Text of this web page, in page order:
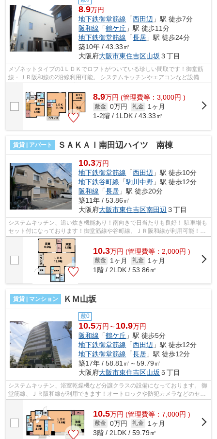
8.9万円
地下鉄御堂筋線 「西田辺 」駅 徒歩7分
阪和線 「鶴ケ丘 」駅 徒歩11分
地下鉄御堂筋線 「長居 」駅 徒歩24分
築10年 / 43.33㎡
大阪府大阪市東住吉区山坂 ３丁目
メゾネットタイプの1ＬＤＫでロフトがついている珍しい間取です！御堂筋
線・ＪＲ阪和線の2沿線利用可能。 システムキッチンやエアコンなど設備も
充実しておりペットの飼育も可能です...
8.9万円 (管理費等：3,000円 )
敷金 0万円 礼金
1ヶ月
1-2階 / 1LDK / 43.33㎡
賃貸 | アパート ＳＡＫＡＩ南田辺ハイツ 南棟
10.3万円
地下鉄御堂筋線 「西田辺 」駅 徒歩10分
地下鉄谷町線 「駒川中野 」駅 徒歩12分
阪和線 「長居 」駅 徒歩20分
築11年 / 53.86㎡
大阪府大阪市東住吉区南田辺 ３丁目
システムキッチン、追い炊き機能あり！南向きで日当たりも良好！ 駐車場も
セット付になっております！御堂筋線や谷町線、ＪＲ阪和線が利用可能！
■□■□■□■□■□■□■□■□■□■□■□■□■□■□■□■□■...
10.3万円 (管理費等：2,000円 )
敷金 1ヶ月 礼金
1ヶ月
1階 / 2LDK / 53.86㎡
賃貸 | マンション ＫＭ山坂
敷0
10.5万円～ 10.9万円
阪和線 「鶴ケ丘 」駅 徒歩5分
地下鉄御堂筋線 「西田辺 」駅 徒歩12分
地下鉄御堂筋線 「長居 」駅 徒歩12分
築17年 / 58.81㎡～59.79㎡
大阪府大阪市東住吉区山坂 ５丁目
システムキッチン、浴室乾燥機など分譲クラスの設備になっております。 御
堂筋線、ＪＲ阪和線が利用できます！オートロックや防犯カメラなどのセキ
10.5万円 (管理費等：7,000円 )
敷金 0万円 礼金
1ヶ月
3階 / 2LDK / 59.79㎡